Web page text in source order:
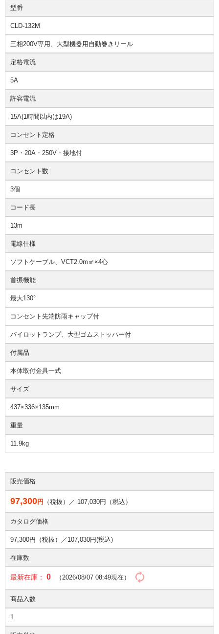
型番
CLD-132M
三相200V専用、大型機器用自動巻きリール
定格電流
5A
許容電流
15A(1時間以内は19A)
コンセント定格
3P・20A・250V・接地付
コンセント数
3個
コード長
13m
電線仕様
ソフトケーブル、VCT2.0m㎡×4心
首振機能
最大130°
コンセント先端防雨キャップ付
パイロットランプ、大型ゴムストッパー付
付属品
本体取付金具一式
サイズ
437×336×135mm
重量
11.9kg
販売価格
97,300円 （税抜）／ 107,030円（税込）
カタログ価格
97,300円（税抜）／ 107,030円(税込)
在庫数
最新在庫： 0 （2026/08/07 08:49現在）
商品入数
1